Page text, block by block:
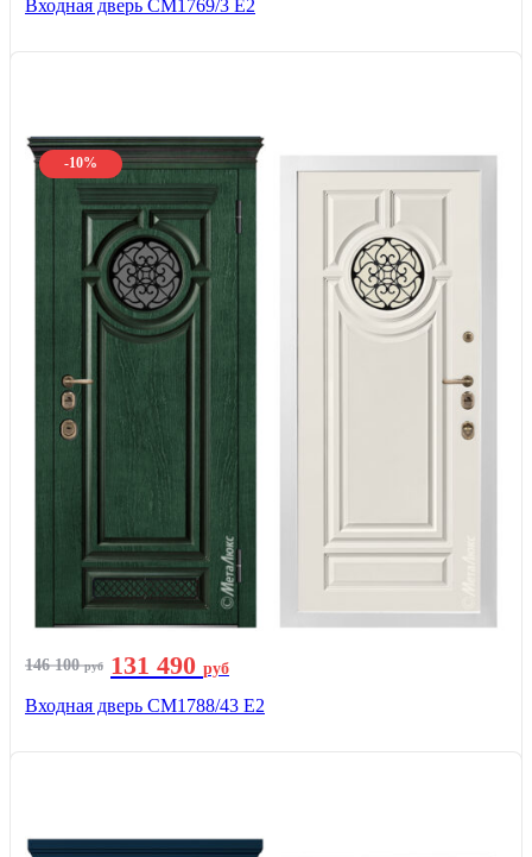
Входная дверь СМ1769/3 Е2
-10%
146 100руб 131 490 руб
Входная дверь СМ1788/43 E2